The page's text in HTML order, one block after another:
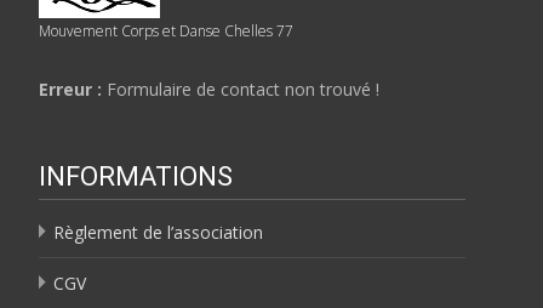
Mouvement Corps et Danse Chelles 77
Erreur : Formulaire de contact non trouvé !
INFORMATIONS
Règlement de l’association
CGV